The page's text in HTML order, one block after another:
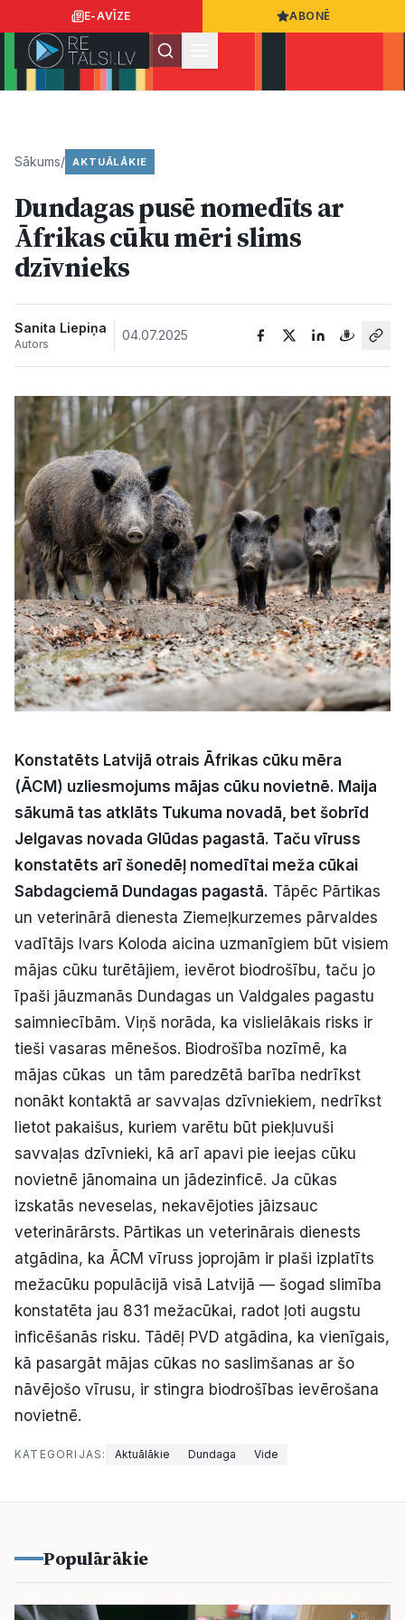
E-AVĪZE ABONĒ
Ziņas
Sabiedrība
Kultūra
Bizness
Video
Vieta
Sludinājumi
Reklāma
Politiskā reklāma
Par mums
Kontakti
Ziņo redakcijai
Facebook Instagram YouTube
E-avīze Abonē
Sākums/ AKTUĀLĀKIE
Dundagas pusē nomedīts ar
Āfrikas cūku mēri slims
dzīvnieks
Sanita Liepiņa
Autors
04.07.2025
Konstatēts Latvijā otrais Āfrikas cūku mēra
(ĀCM) uzliesmojums mājas cūku novietnē. Maija
sākumā tas atklāts Tukuma novadā, bet šobrīd
Jelgavas novada Glūdas pagastā. Taču vīruss
konstatēts arī šonedēļ nomedītai meža cūkai
Sabdagciemā Dundagas pagastā. Tāpēc Pārtikas
un veterinārā dienesta Ziemeļkurzemes pārvaldes
vadītājs Ivars Koloda aicina uzmanīgiem būt visiem
mājas cūku turētājiem, ievērot biodrošību, taču jo
īpaši jāuzmanās Dundagas un Valdgales pagastu
saimniecībām. Viņš norāda, ka vislielākais risks ir
tieši vasaras mēnešos. Biodrošība nozīmē, ka
mājas cūkas un tām paredzētā barība nedrīkst
nonākt kontaktā ar savvaļas dzīvniekiem, nedrīkst
lietot pakaišus, kuriem varētu būt piekļuvuši
savvaļas dzīvnieki, kā arī apavi pie ieejas cūku
novietnē jānomaina un jādezinficē. Ja cūkas
izskatās neveselas, nekavējoties jāizsauc
veterinārārsts. Pārtikas un veterinārais dienests
atgādina, ka ĀCM vīruss joprojām ir plaši izplatīts
mežacūku populācijā visā Latvijā — šogad slimība
konstatēta jau 831 mežacūkai, radot ļoti augstu
inficēšanās risku. Tādēļ PVD atgādina, ka vienīgais,
kā pasargāt mājas cūkas no saslimšanas ar šo
nāvējošo vīrusu, ir stingra biodrošības ievērošana
novietnē.
KATEGORIJAS: Aktuālākie Dundaga Vide
Populārākie